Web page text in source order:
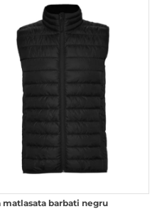
matlasata barbati negru